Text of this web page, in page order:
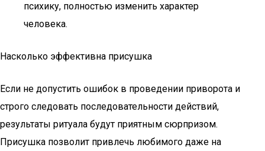
психику, полностью изменить характер
человека.
Насколько эффективна присушка
Если не допустить ошибок в проведении приворота и
строго следовать последовательности действий,
результаты ритуала будут приятным сюрпризом.
Присушка позволит привлечь любимого даже на